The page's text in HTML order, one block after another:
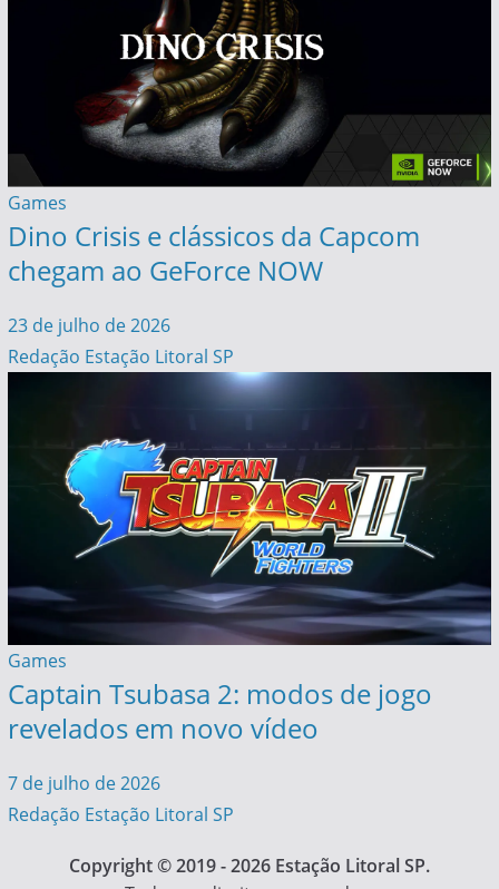
Games
Dino Crisis e clássicos da Capcom
chegam ao GeForce NOW
23 de julho de 2026
Redação Estação Litoral SP
Games
Captain Tsubasa 2: modos de jogo
revelados em novo vídeo
7 de julho de 2026
Redação Estação Litoral SP
Copyright © 2019 - 2026 Estação Litoral SP.